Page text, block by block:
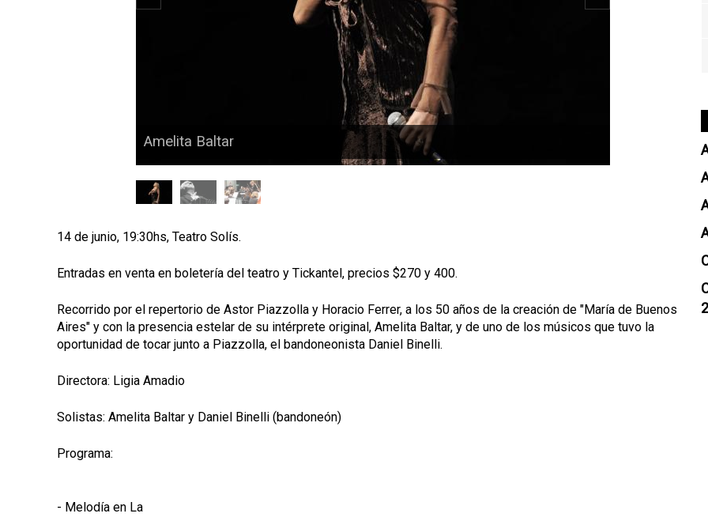
Amelita Baltar
14 de junio, 19:30hs, Teatro Solís.
Entradas en venta en boletería del teatro y Tickantel, precios $270 y 400.
Recorrido por el repertorio de Astor Piazzolla y Horacio Ferrer, a los 50 años de la creación de "María de Buenos
Aires" y con la presencia estelar de su intérprete original, Amelita Baltar, y de uno de los músicos que tuvo la
oportunidad de tocar junto a Piazzolla, el bandoneonista Daniel Binelli.
Directora: Ligia Amadio
Solistas: Amelita Baltar y Daniel Binelli (bandoneón)
Programa:
- Melodía en La